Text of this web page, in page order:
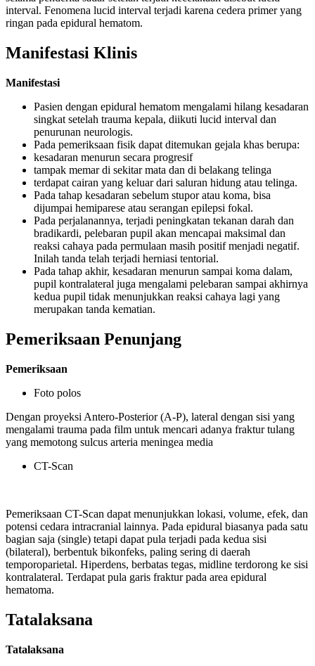
interval. Fenomena lucid interval terjadi karena cedera primer yang
ringan pada epidural hematom.
Manifestasi Klinis
Manifestasi
Pasien dengan epidural hematom mengalami hilang kesadaran
singkat setelah trauma kepala, diikuti lucid interval dan
penurunan neurologis.
Pada pemeriksaan fisik dapat ditemukan gejala khas berupa:
kesadaran menurun secara progresif
tampak memar di sekitar mata dan di belakang telinga
terdapat cairan yang keluar dari saluran hidung atau telinga.
Pada tahap kesadaran sebelum stupor atau koma, bisa
dijumpai hemiparese atau serangan epilepsi fokal.
Pada perjalanannya, terjadi peningkatan tekanan darah dan
bradikardi, pelebaran pupil akan mencapai maksimal dan
reaksi cahaya pada permulaan masih positif menjadi negatif.
Inilah tanda telah terjadi herniasi tentorial.
Pada tahap akhir, kesadaran menurun sampai koma dalam,
pupil kontralateral juga mengalami pelebaran sampai akhirnya
kedua pupil tidak menunjukkan reaksi cahaya lagi yang
merupakan tanda kematian.
Pemeriksaan Penunjang
Pemeriksaan
Foto polos
Dengan proyeksi Antero-Posterior (A-P), lateral dengan sisi yang
mengalami trauma pada film untuk mencari adanya fraktur tulang
yang memotong sulcus arteria meningea media
CT-Scan
Pemeriksaan CT-Scan dapat menunjukkan lokasi, volume, efek, dan
potensi cedara intracranial lainnya. Pada epidural biasanya pada satu
bagian saja (single) tetapi dapat pula terjadi pada kedua sisi
(bilateral), berbentuk bikonfeks, paling sering di daerah
temporoparietal. Hiperdens, berbatas tegas, midline terdorong ke sisi
kontralateral. Terdapat pula garis fraktur pada area epidural
hematoma.
Tatalaksana
Tatalaksana